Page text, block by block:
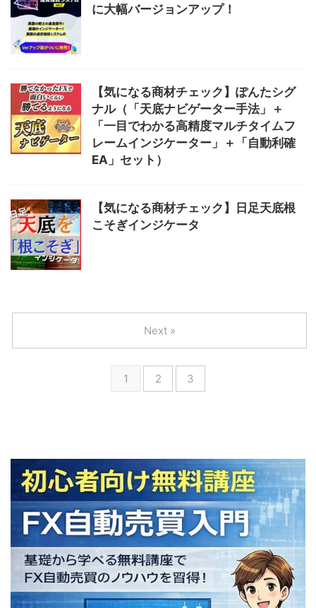
に大幅バージョンアップ！
【気になる商材チェック】ぽんたシグ
ナル（「天底ナビゲーター手法」＋
「一目でわかる高精度マルチタイムフ
レームインジケーター」＋「自動利確
EA」セット）
【気になる商材チェック】日足天底根
こそぎインジケータ
1 2 3
Next »